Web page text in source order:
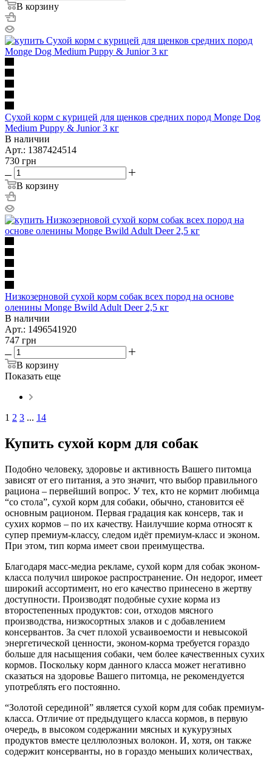
В корзину
Сухой корм с курицей для щенков средних пород Monge Dog
Medium Puppy & Junior 3 кг
В наличии
Арт.: 1387424514
730 грн
В корзину
Низкозерновой сухой корм собак всех пород на основе
оленины Monge Bwild Adult Deer 2,5 кг
В наличии
Арт.: 1496541920
747 грн
В корзину
Показать еще
1 2 3 ... 14
Купить сухой корм для собак
Подобно человеку, здоровье и активность Вашего питомца
зависят от его питания, а это значит, что выбор правильного
рациона – первейший вопрос. У тех, кто не кормит любимца
“со стола”, сухой корм для собаки, обычно, становится её
основным рационом. Первая градация как консерв, так и
сухих кормов – по их качеству. Наилучшие корма относят к
супер премиум-классу, следом идёт премиум-класс и эконом.
При этом, тип корма имеет свои преимущества.
Благодаря масс-медиа рекламе, сухой корм для собак эконом-
класса получил широкое распространение. Он недорог, имеет
широкий ассортимент, но его качество принесено в жертву
доступности. Производят подобные сухие корма из
второстепенных продуктов: сои, отходов мясного
производства, низкосортных злаков и с добавлением
консервантов. За счет плохой усваивоемости и невысокой
энергетической ценности, эконом-корма требуется гораздо
больше для насыщения собаки, чем более качественных сухих
кормов. Поскольку корм данного класса может негативно
сказаться на здоровье Вашего питомца, не рекомендуется
употреблять его постоянно.
“Золотой серединой” является сухой корм для собак премиум-
класса. Отличие от предыдущего класса кормов, в первую
очередь, в высоком содержании мясных и кукурузных
продуктов вместе целлюлозных волокон. И, хотя, он также
содержит консерванты, но в гораздо меньших количествах,